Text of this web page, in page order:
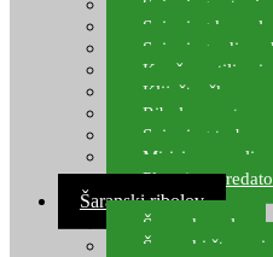
Spinning setovi
Spinning
Spinning udice,
Kopče, vrtilice i
Kliješta, škare
Ribolov pastrve
Spinning torbe
Mirisi za varalice
Plovci za
Šaranski ribolov
Šaranske role
Šaranski štapovi